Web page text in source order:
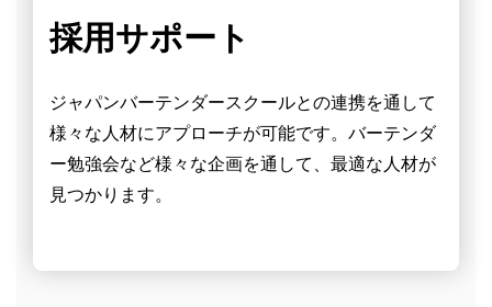
採用サポート
ジャパンバーテンダースクールとの連携を通して
様々な人材にアプローチが可能です。バーテンダ
ー勉強会など様々な企画を通して、最適な人材が
見つかります。